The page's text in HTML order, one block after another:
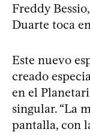
Freddy
Duarte toca
Este nuevo
creado
en el
singular. “La
pantalla, con